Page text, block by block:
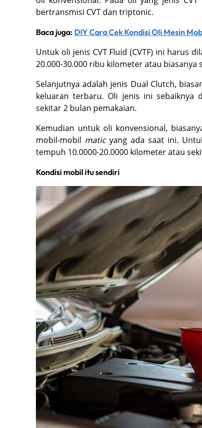
bertransmisi CVT dan triptonic.
Baca juga: DIY Cara Cek Kondisi Oli Mesin
Untuk oli jenis CVT Fluid (CVTF) ini harus
20.000-30.000 ribu kilometer atau biasanya
Selanjutnya adalah jenis Dual Clutch,
keluaran terbaru. Oli jenis ini sebaiknya
sekitar 2 bulan pemakaian.
Kemudian untuk oli konvensional,
mobil-mobil maticyang ada saat ini.
tempuh 10.0000-20.0000 kilometer atau
Kondisi mobil itu sendiri